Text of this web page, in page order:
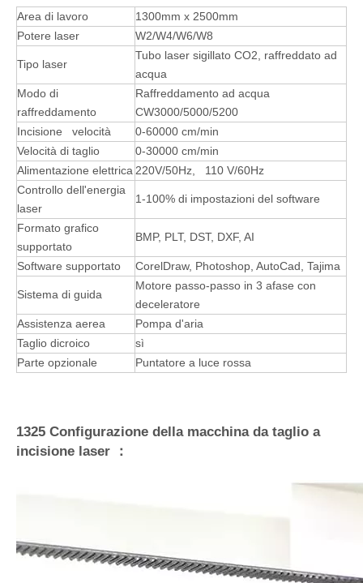
Area di lavoro
1300mm x 2500mm
Potere laser
W2/W4/W6/W8
Tipo laser
Tubo laser sigillato CO2, raffreddato ad
acqua
Modo di
raffreddamento
Raffreddamento ad acqua
CW3000/5000/5200
Incisione velocità
0-60000 cm/min
Velocità di taglio
0-30000 cm/min
Alimentazione elettrica 220V/50Hz, 110 V/60Hz
Controllo dell'energia
laser
1-100% di impostazioni del software
Formato grafico
supportato
BMP, PLT, DST, DXF, AI
Software supportato CorelDraw, Photoshop, AutoCad, Tajima
Sistema di guida
Motore passo-passo in 3 afase con
deceleratore
Assistenza aerea
Pompa d'aria
Taglio dicroico
sì
Parte opzionale
Puntatore a luce rossa
1325 Configurazione della macchina da taglio a
incisione laser ：